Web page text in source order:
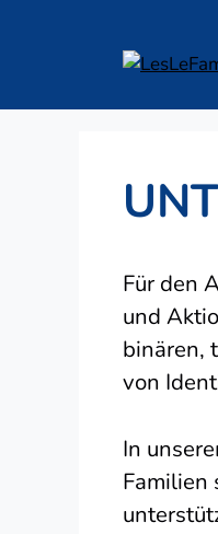
Für den
und
binären,
von
In
Familien